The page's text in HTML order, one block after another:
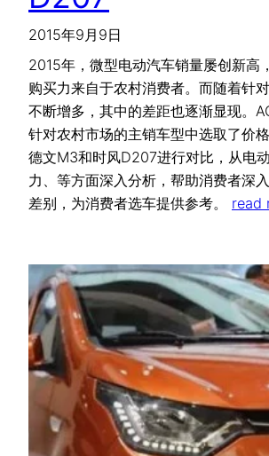
2015年9月9日
2015年，微型电动汽车销量屡创新高
购买力来自于农村消费者。而随着针
不断增多，其中的差距也逐渐显现。
针对农村市场的主销车型中选取了价
德文M3和时风D207进行对比，从电
力、等方面深入分析，帮助消费者深
差别，为消费者选车提供参考。 read